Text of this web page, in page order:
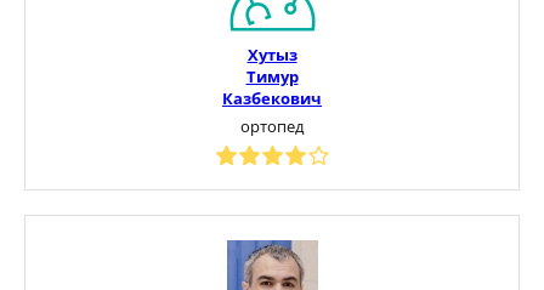
Хутыз
Тимур
Казбекович
ортопед